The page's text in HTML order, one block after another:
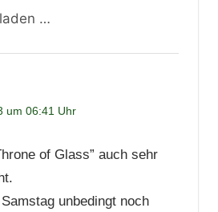
…
um 06:41 Uhr
of Glass” auch sehr
unbedingt noch